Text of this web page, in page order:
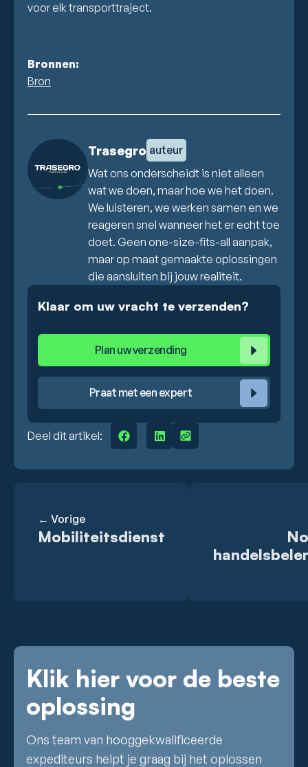
voor elk transporttraject.
Bronnen:
Bron
Trasegro auteur
Wat ons onderscheidt is niet alleen
wat we doen, maar hoe we het doen.
We luisteren, we werken samen en we
reageren snel wanneer het er echt toe
doet. Geen one-size-fits-all aanpak,
maar op maat gemaakte oplossingen
die aansluiten bij jouw realiteit.
Klaar om uw vracht te verzenden?
Plan uw verzending
Praat met een expert
Deel dit artikel:
← Vorige
Mobiliteitsdienst
Klik hier voor de beste
oplossing
Ons team van hooggekwalificeerde
expediteurs helpt je graag bij het oplossen